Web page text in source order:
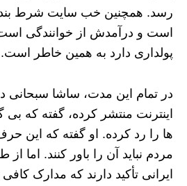
رسد. همچنین خب سایت شرط
است و درآمدش از خوانندگی
پولداری دارد به همین خاطر است.
در تمام این مدت، ساشا سبحانی
اینترنت منتشر کرده، گفته که بی
ها را رد کرده. او گفته که این
مردم نباید آن را باور کنند. اما
ایرانی تأکید دارند که مدارک